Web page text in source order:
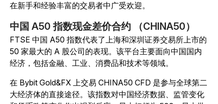
在新手和经验丰富的交易者中广受欢迎。
中国 A50 指数现金差价合约 （CHINA50）
FTSE 中国 A50 指数代表了上海和深圳证券交易所上市的
50 家最大的 A 股公司的表现。该平台主要面向中国国内
经济，包括金融、工业、消费品和技术等领域。
在 Bybit Gold&FX 上交易 CHINA50 CFD 是参与全球第二
大经济体的直接途径。该指数对中国经济数据、监管变化